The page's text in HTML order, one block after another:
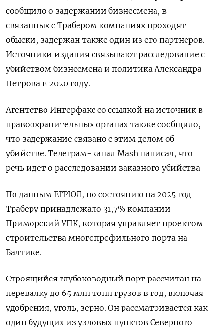
сообщило о задержании бизнесмена, в ​
связанных с Трабером компаниях проходят
обыски, задержан также ‌один из его партнеров.
Источники издания связывают расследование с ​
убийством бизнесмена и политика Александра
Петрова в 2020 году.
Агентство ‌Интерфакс со ссылкой на источник в
правоохранительных органах также сообщило,
что задержание связано с этим делом ​об
убийстве. ​Телеграм-канал Mash написал, что
‌речь идет о расследовании заказного убийства.
По данным ЕГРЮЛ, ​по состоянию на 2025 год
Траберу принадлежало 31,7% компании
Приморский УПК, которая управляет проектом
строительства многопрофильного порта на
Балтике.
Строящийся глубоководный порт рассчитан на
перевалку до 65 млн тонн грузов в год, включая
удобрения, уголь, зерно. Он рассматривается ​как
один будущих ⁠из узловых пунктов Северного